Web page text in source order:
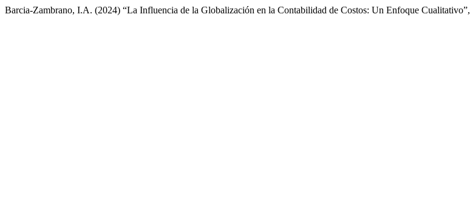
Barcia-Zambrano, I.A. (2024) “La Influencia de la Globalización en la Contabilidad de Costos: Un Enfoque Cualitativo”,